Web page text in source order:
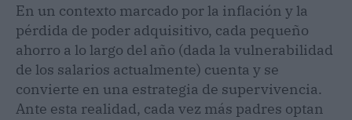
En un contexto marcado por la inflación y la
pérdida de poder adquisitivo, cada pequeño
ahorro a lo largo del año (dada la vulnerabilidad
de los salarios actualmente) cuenta y se
convierte en una estrategia de supervivencia.
Ante esta realidad, cada vez más padres optan